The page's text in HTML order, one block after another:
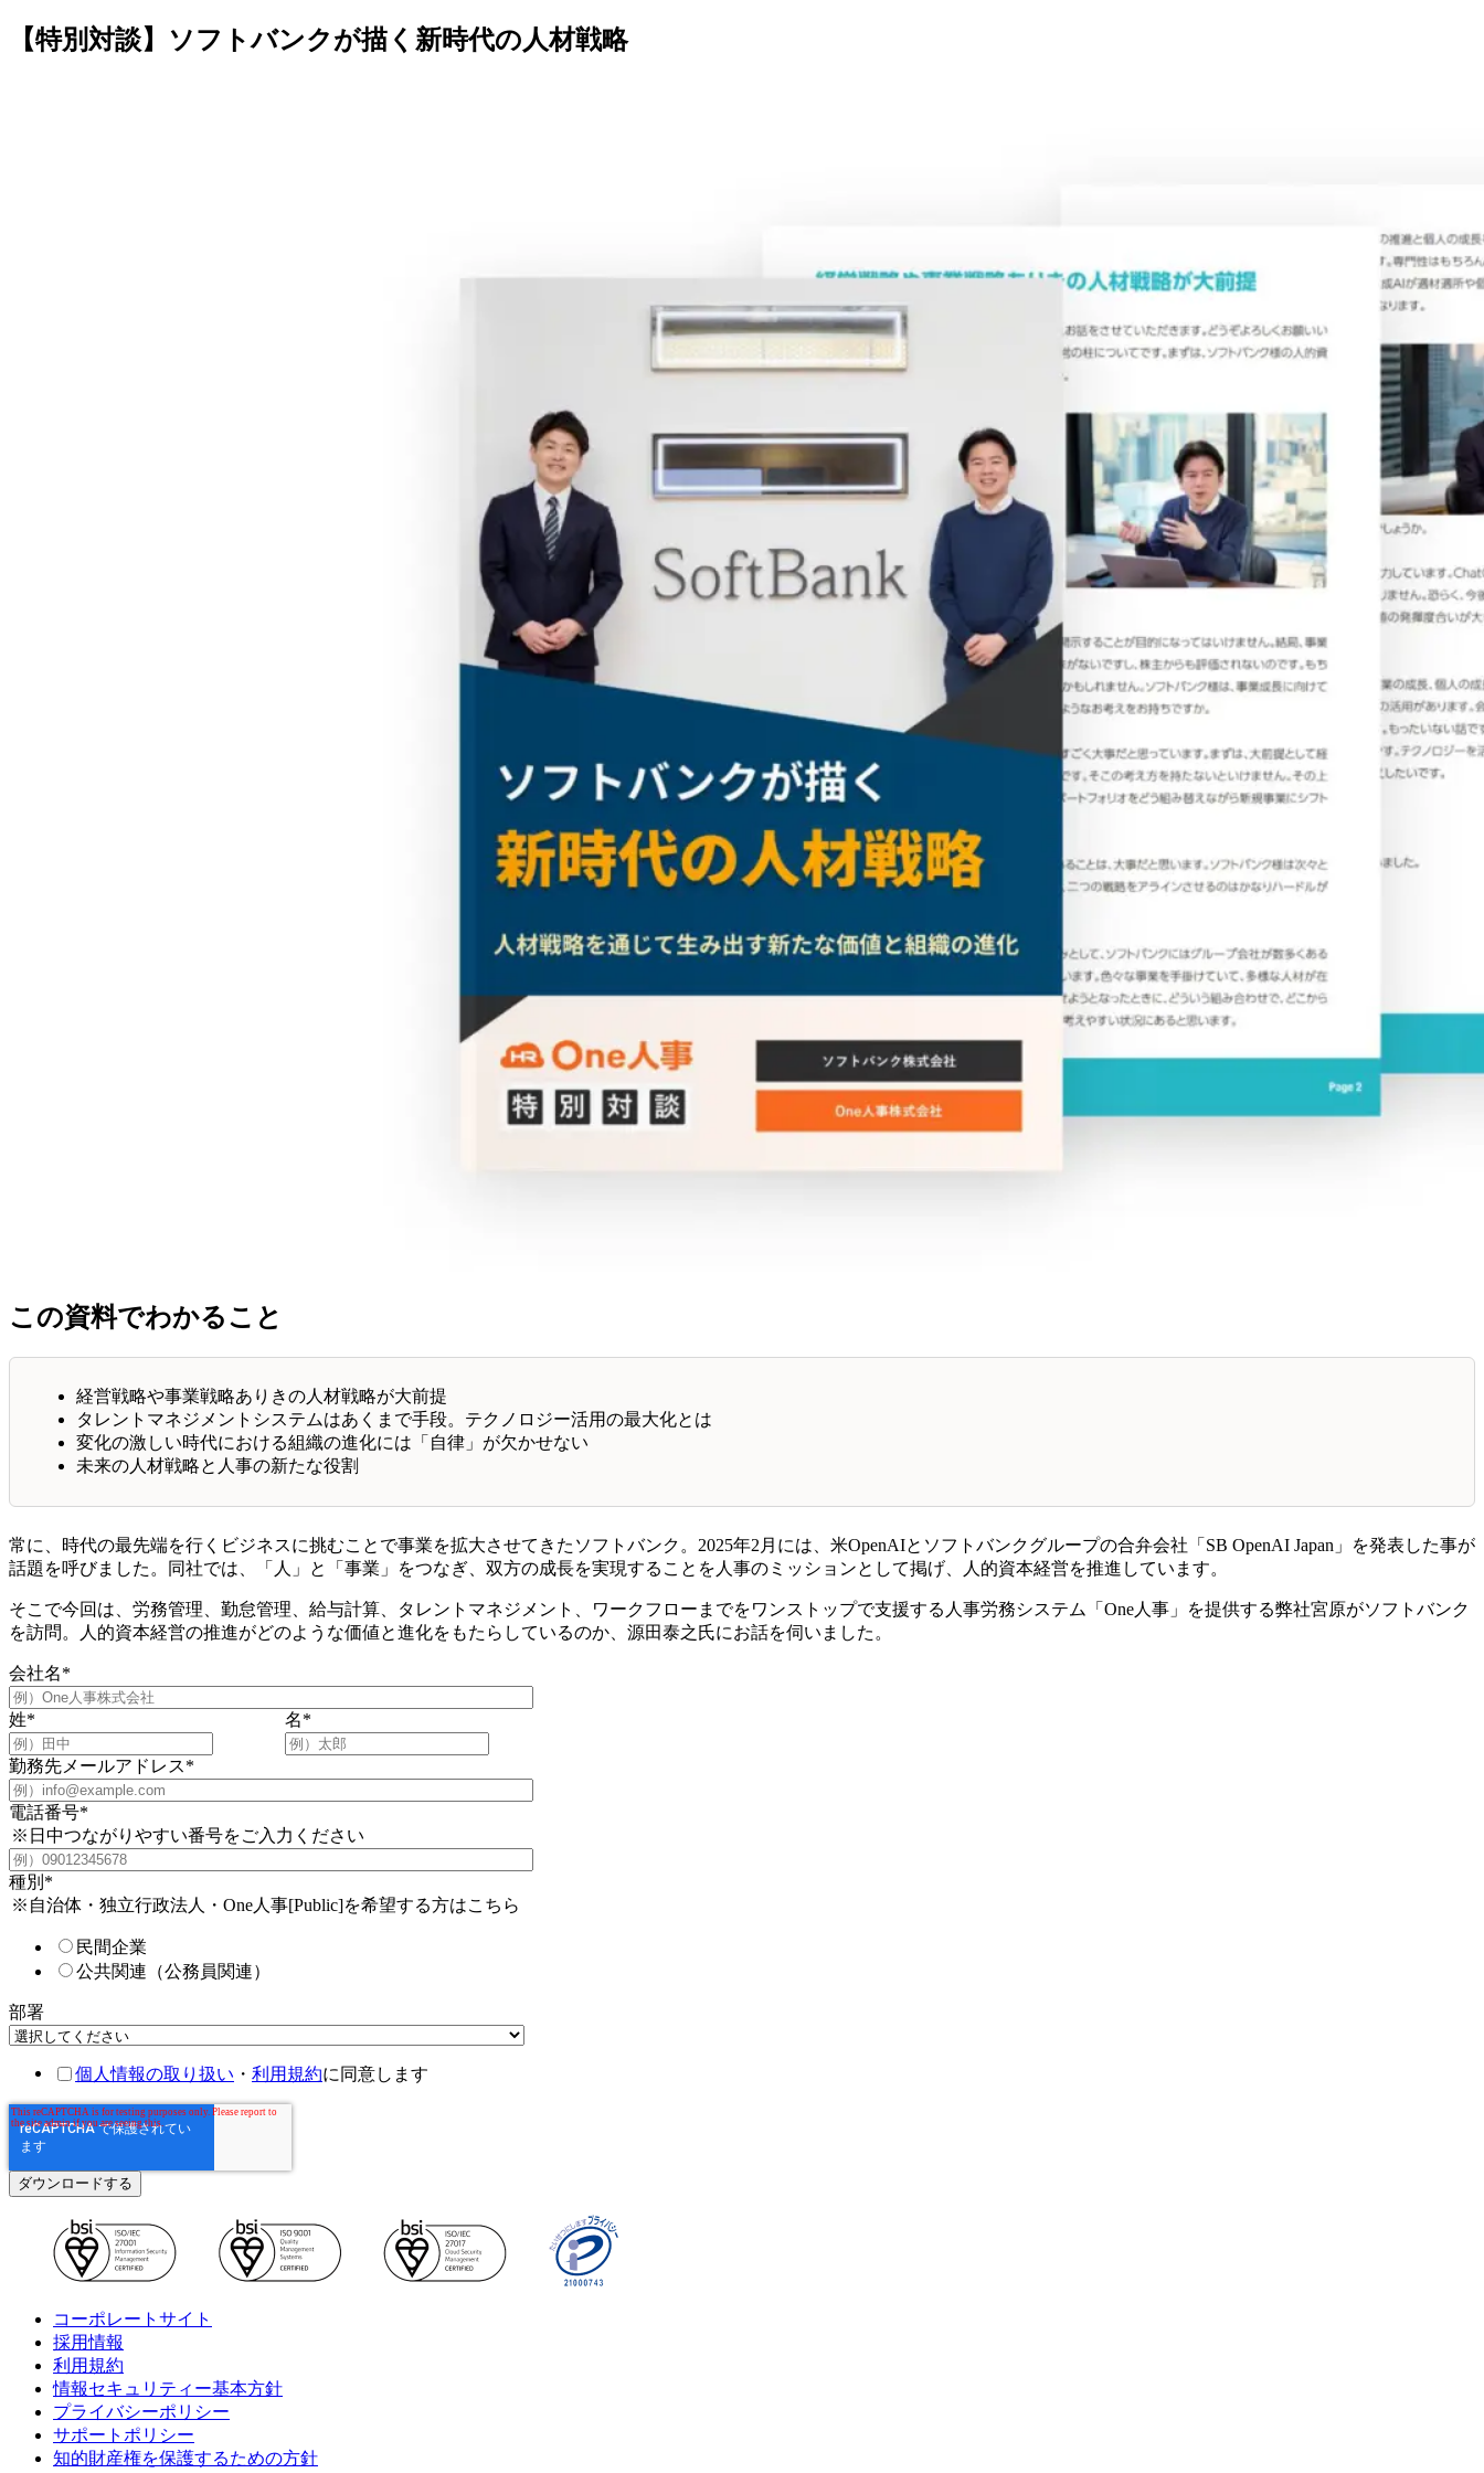
【特別対談】ソフトバンクが描く新時代の人材戦略
この資料でわかること
経営戦略や事業戦略ありきの人材戦略が大前提
タレントマネジメントシステムはあくまで手段。テクノロジー活用の最大化とは
変化の激しい時代における組織の進化には「自律」が欠かせない
未来の人材戦略と人事の新たな役割
常に、時代の最先端を行くビジネスに挑むことで事業を拡大させてきたソフトバンク。2025年2月には、米OpenAIとソフトバンクグループの合弁会社「SB OpenAI Japan」を発表した事が
話題を呼びました。同社では、「人」と「事業」をつなぎ、双方の成長を実現することを人事のミッションとして掲げ、人的資本経営を推進しています。
そこで今回は、労務管理、勤怠管理、給与計算、タレントマネジメント、ワークフローまでをワンストップで支援する人事労務システム「One人事」を提供する弊社宮原がソフトバンク
を訪問。人的資本経営の推進がどのような価値と進化をもたらしているのか、源田泰之氏にお話を伺いました。
会社名*
姓* 名*
勤務先メールアドレス*
電話番号*
※日中つながりやすい番号をご入力ください
種別 *
※自治体・独立行政法人・One人事[Public]を希望する方はこちら
民間企業
公共関連（公務員関連）
部署
個人情報の取り扱い ・ 利用規約に同意します
コーポレートサイト
採用情報
利用規約
情報セキュリティー基本方針
プライバシーポリシー
サポートポリシー
知的財産権を保護するための方針